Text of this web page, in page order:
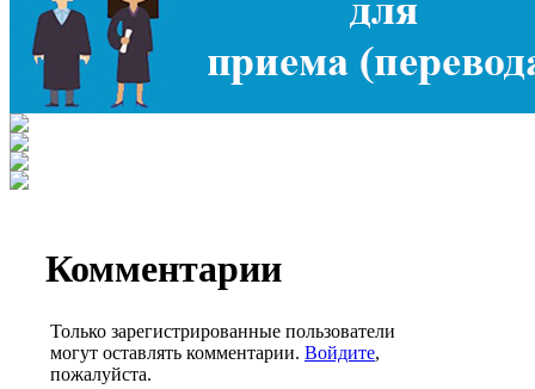
Комментарии
Только зарегистрированные пользователи
могут оставлять комментарии. Войдите,
пожалуйста.